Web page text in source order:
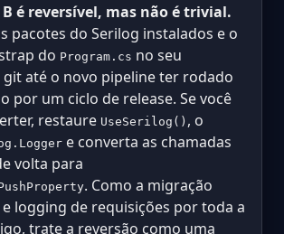
é reversível, mas não é trivial.
pacotes do Serilog instalados e o
do Program.cs no seu
até o novo pipeline ter rodado
por um ciclo de release. Se você
restaure UseSerilog() , o
e converta as chamadas
volta para
. Como a migração
logging de requisições por toda a
trate a reversão como uma